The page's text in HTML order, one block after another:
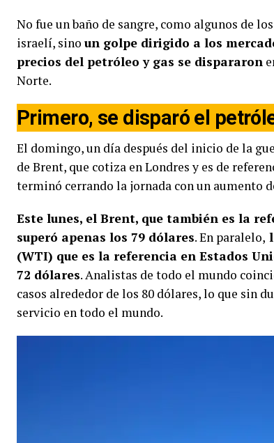
No fue un baño de sangre, como algunos de
israelí, sino un golpe dirigido a los
precios del petróleo y gas se dispararon
Norte.
Primero, se disparó el
El domingo, un día después del inicio de la
de Brent, que cotiza en Londres y es de
terminó cerrando la jornada con un aumento
Este lunes, el Brent, que también es la
superó apenas los 79 dólares. En paralelo,
(WTI) que es la referencia en Estados
72 dólares. Analistas de todo el mundo
casos alrededor de los 80 dólares, lo que sin
servicio en todo el mundo.